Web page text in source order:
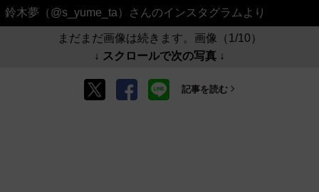
鈴木夢（@s_yume_ta）さんのインスタグラムより
まだまだ画像は続きます。画像（1/10）
↓ スクロールで次の写真 ↓
記事を読む